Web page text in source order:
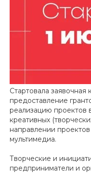
Стартовала заявочная
предоставление
реализацию проектов
креативных
направлении
мультимедиа.
Творческие и
предприниматели и